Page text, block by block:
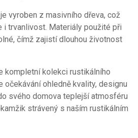
vyroben z masivního dřeva, což
i trvanlivost. Materiály použité při
čímž zajistí dlouhou životnost
kompletní kolekci rustikálního
očekávání ohledně kvality, designu
svého domova teplejší atmosféru
strávený s naším rustikálním